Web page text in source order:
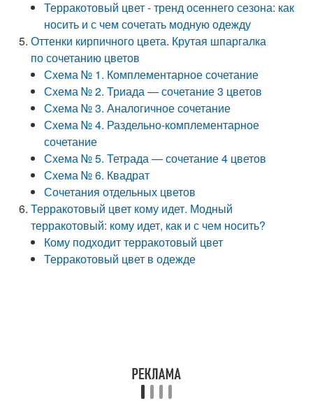
Терракотовый цвет - тренд осеннего сезона: как
носить и с чем сочетать модную одежду
Оттенки кирпичного цвета. Крутая шпаргалка
по сочетанию цветов
Схема № 1. Комплементарное сочетание
Схема № 2. Триада — сочетание 3 цветов
Схема № 3. Аналогичное сочетание
Схема № 4. Раздельно-комплементарное
сочетание
Схема № 5. Тетрада — сочетание 4 цветов
Схема № 6. Квадрат
Сочетания отдельных цветов
Терракотовый цвет кому идет. Модный
терракотовый: кому идет, как и с чем носить?
Кому подходит терракотовый цвет
Терракотовый цвет в одежде